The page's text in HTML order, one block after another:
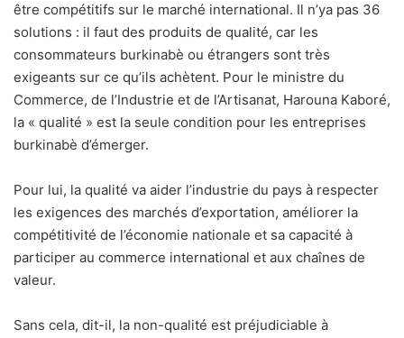
être compétitifs sur le marché international. Il n’ya pas 36
solutions : il faut des produits de qualité, car les
consommateurs burkinabè ou étrangers sont très
exigeants sur ce qu’ils achètent. Pour le ministre du
Commerce, de l’Industrie et de l’Artisanat, Harouna Kaboré,
la « qualité » est la seule condition pour les entreprises
burkinabè d’émerger.
Pour lui, la qualité va aider l’industrie du pays à respecter
les exigences des marchés d’exportation, améliorer la
compétitivité de l’économie nationale et sa capacité à
participer au commerce international et aux chaînes de
valeur.
Sans cela, dit-il, la non-qualité est préjudiciable à